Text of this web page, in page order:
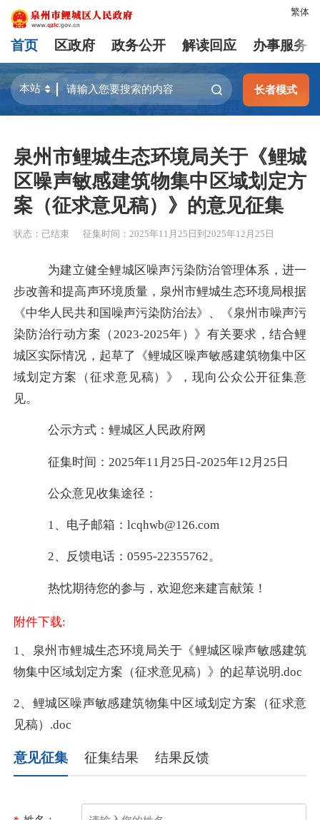
繁体
首页 区政府 政务公开 解读回应 办事服务
长者模式
泉州市鲤城生态环境局关于《鲤城
区噪声敏感建筑物集中区域划定方
案（征求意见稿）》的意见征集
状态： 已结束 征集时间： 2025年11月25日 到 2025年12月25日
为建立健全鲤城区噪声污染防治管理体系，进一
步改善和提高声环境质量，泉州市鲤城生态环境局根据
《中华人民共和国噪声污染防治法》、《泉州市噪声污
染防治行动方案（2023-2025年）》有关要求，结合鲤
城区实际情况，起草了《鲤城区噪声敏感建筑物集中区
域划定方案（征求意见稿）》，现向公众公开征集意
见。
公示方式： 鲤城区 人民政府网
征集时间： 2025年11 月 25 日 -2025年12 月25 日
公众意见收集途径：
1、电子邮箱：lcqhwb@126.com
2、反馈电话： 0595-22355762。
热忱期待您的参与，欢迎您来建言献策！
附件下载:
1、泉州市鲤城生态环境局关于《鲤城区噪声敏感建筑
物集中区域划定方案（征求意见稿）》的起草说明.doc
2、鲤城区噪声敏感建筑物集中区域划定方案（征求意
见稿）.doc
意见征集 征集结果 结果反馈